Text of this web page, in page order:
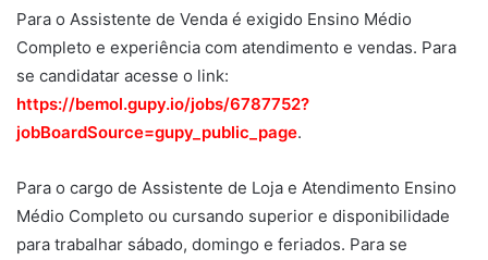
Para o Assistente de Venda é exigido Ensino Médio
Completo e experiência com atendimento e vendas. Para
se candidatar acesse o link:
https://bemol.gupy.io/jobs/6787752?
jobBoardSource=gupy_public_page.
Para o cargo de Assistente de Loja e Atendimento Ensino
Médio Completo ou cursando superior e disponibilidade
para trabalhar sábado, domingo e feriados. Para se